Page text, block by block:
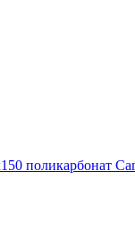
поликарбонат